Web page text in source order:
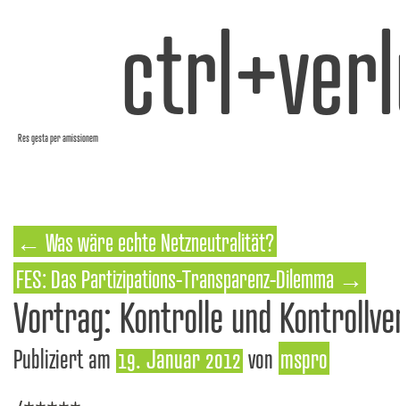
Res gesta per amissionem
← Was wäre echte Netzneutralität?
FES: Das Partizipations-Transparenz-Dilemma →
Vortrag: Kontrolle und
Publiziert am 19. Januar 2012 von mspro